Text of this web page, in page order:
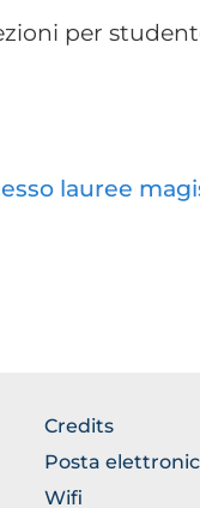
per
lauree
BROWSE
THE
SECTION
Credits
Posta
Wifi